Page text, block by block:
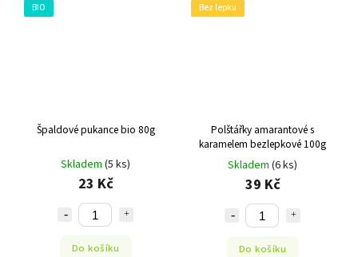
BIO
Špaldové pukance bio 80g
Skladem (5 ks)
23 Kč
Do košíku
Bez lepku
Polštářky amarantové s
karamelem bezlepkové 100g
Skladem (6 ks)
39 Kč
Do košíku